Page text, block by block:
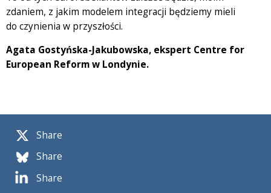
Share
Share
Share
zdaniem, z jakim modelem integracji będziemy mieli
do czynienia w przyszłości.
Agata Gostyńska-Jakubowska, ekspert Centre for
European Reform w Londynie.